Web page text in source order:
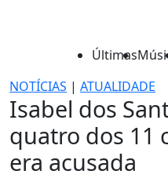
Últimas
NOTÍCIAS | ATUALIDADE
Isabel dos
quatro dos 11
era acusada